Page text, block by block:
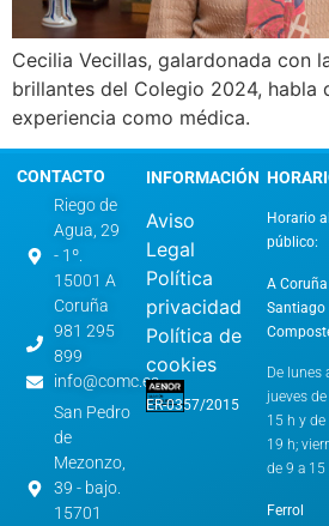
Cecilia Vecillas, galardonada con
brillantes del Colegio 2024, habla
experiencia como médica.
CONTACTO
Riego de
Agua, 29
- 1º.
15001 A
Coruña
981 295
899
info@comc.es
San Pedro
de
Mezonzo,
39 - bajo.
15701
INFORMACIÓN
Aviso
Legal
Política
privacidad
Política de
cookies
ER-0357/2015
Horario al
público:
A
Santiago
De lunes
jueves de
15 h y de
19 h;
de 9 a 15
Ferrol